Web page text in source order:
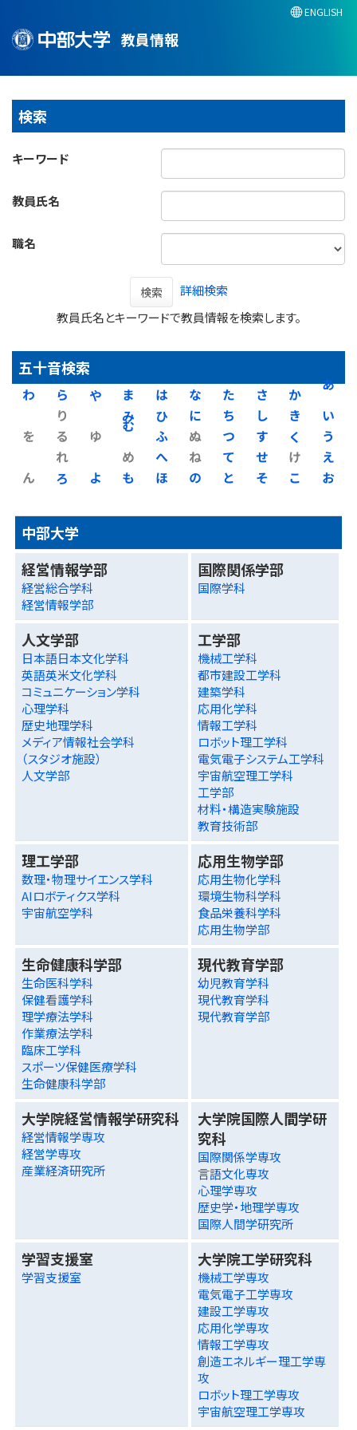
教員情報
ENGLISH
検索
キーワード
教員氏名
職名
検索
詳細検索
教員氏名とキーワードで教員情報を検索します。
五十音検索
あ
い
う
え
お
か
き
く
け
こ
さ
し
す
せ
そ
た
ち
つ
て
と
な
に
ぬ
ね
の
は
ひ
ふ
へ
ほ
ま
み
む
め
も
や
ゆ
よ
ら
り
る
れ
ろ
わ
を
ん
中部大学
経営情報学部
経営総合学科
経営情報学部
国際関係学部
国際学科
人文学部
日本語日本文化学科
英語英米文化学科
コミュニケーション学科
心理学科
歴史地理学科
メディア情報社会学科
（スタジオ施設）
人文学部
工学部
機械工学科
都市建設工学科
建築学科
応用化学科
情報工学科
ロボット理工学科
電気電子システム工学科
宇宙航空理工学科
工学部
材料・構造実験施設
教育技術部
理工学部
数理・物理サイエンス学科
AIロボティクス学科
宇宙航空学科
応用生物学部
応用生物化学科
環境生物科学科
食品栄養科学科
応用生物学部
生命健康科学部
生命医科学科
保健看護学科
理学療法学科
作業療法学科
臨床工学科
スポーツ保健医療学科
生命健康科学部
現代教育学部
幼児教育学科
現代教育学科
現代教育学部
大学院経営情報学研究科
経営情報学専攻
経営学専攻
産業経済研究所
大学院国際人間学研
究科
国際関係学専攻
言語文化専攻
心理学専攻
歴史学・地理学専攻
国際人間学研究所
学習支援室
学習支援室
大学院工学研究科
機械工学専攻
電気電子工学専攻
建設工学専攻
応用化学専攻
情報工学専攻
創造エネルギー理工学専
攻
ロボット理工学専攻
宇宙航空理工学専攻